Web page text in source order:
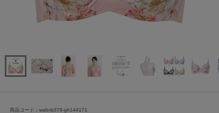
商品コード：wabxb378-gh144171